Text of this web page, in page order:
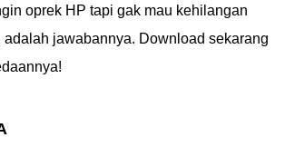
oprek HP tapi gak mau kehilangan
jawabannya. Download sekarang